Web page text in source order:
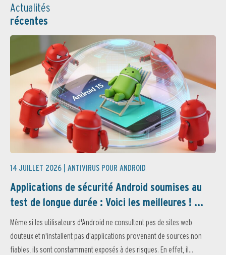
Actualités
récentes
14 JUILLET 2026 | ANTIVIRUS POUR ANDROID
Applications de sécurité Android soumises au
test de longue durée : Voici les meilleures ! ...
Même si les utilisateurs d'Android ne consultent pas de sites web
douteux et n'installent pas d'applications provenant de sources non
fiables, ils sont constamment exposés à des risques. En effet, il...